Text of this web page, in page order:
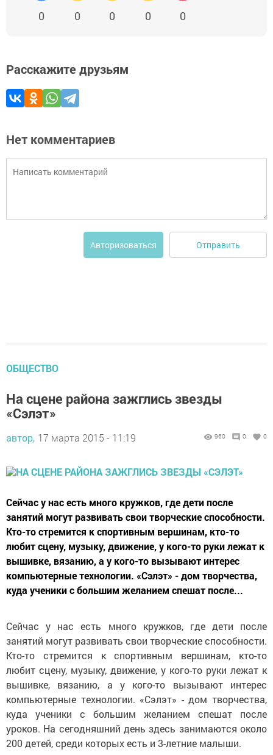
0 0 0 0 0
Расскажите друзьям
Нет комментариев
Авторизоваться Отправить
ОБЩЕСТВО
На сцене района зажглись звезды
«Сэлэт»
автор, 17 марта 2015 - 11:19 960 0 0
Сейчас у нас есть много кружков, где дети после
занятий могут развивать свои творческие способности.
Кто-то стремится к спортивным вершинам, кто-то
любит сцену, музыку, движение, у кого-то руки лежат к
вышивке, вязанию, а у кого-то вызывают интерес
компьютерные технологии. «Сэлэт» - дом творчества,
куда ученики с большим желанием спешат после...
Сейчас у нас есть много кружков, где дети после
занятий могут развивать свои творческие способности.
Кто-то стремится к спортивным вершинам, кто-то
любит сцену, музыку, движение, у кого-то руки лежат к
вышивке, вязанию, а у кого-то вызывают интерес
компьютерные технологии. «Сэлэт» - дом творчества,
куда ученики с большим желанием спешат после
уроков. На сегодняшний день здесь занимаются около
200 детей, среди которых есть и 3-летние малыши.